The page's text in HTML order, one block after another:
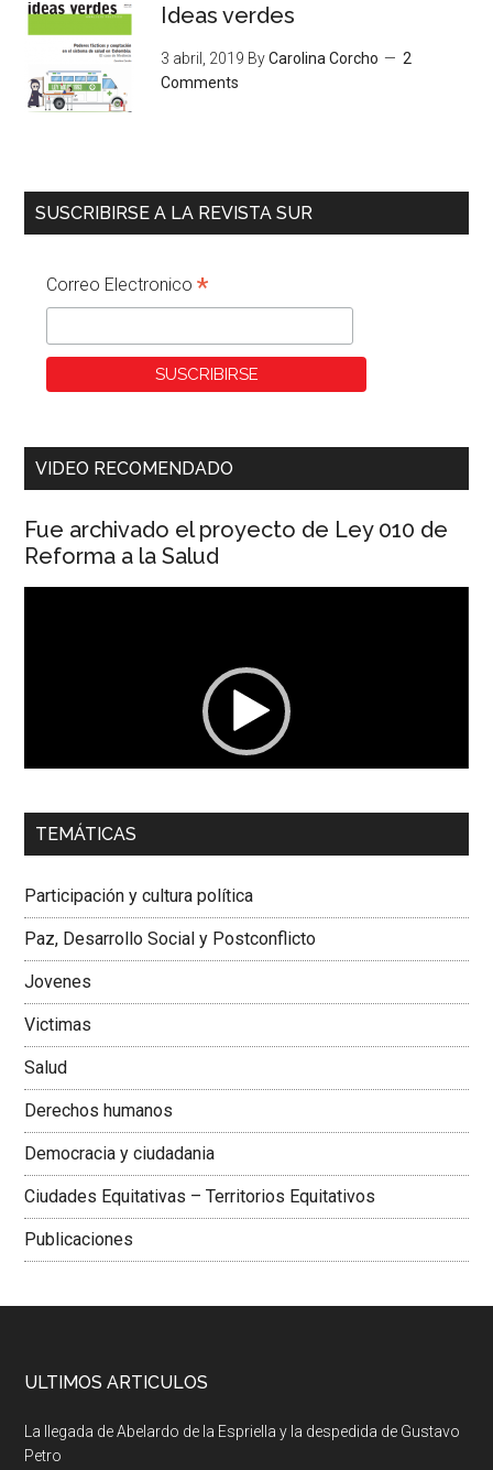
Ideas verdes
3 abril, 2019 ByCarolina Corcho
2
Comments
SUSCRIBIRSE A LA REVISTA SUR
Correo Electronico*
VIDEO RECOMENDADO
Fue archivado el proyecto de Ley 010 de
Reforma a la Salud
00:00 01:04
Dra. Carolina Corcho Mejía,Presidenta Corporación
Colombiana
TEMÁTICAS
Participación y cultura política
Paz, Desarrollo Social y Postconflicto
Jovenes
Victimas
Salud
Derechos humanos
Democracia y ciudadania
Ciudades Equitativas – Territorios Equitativos
Publicaciones
ULTIMOS ARTICULOS
La llegada de Abelardo de la Espriella y la despedida de Gustavo
Petro